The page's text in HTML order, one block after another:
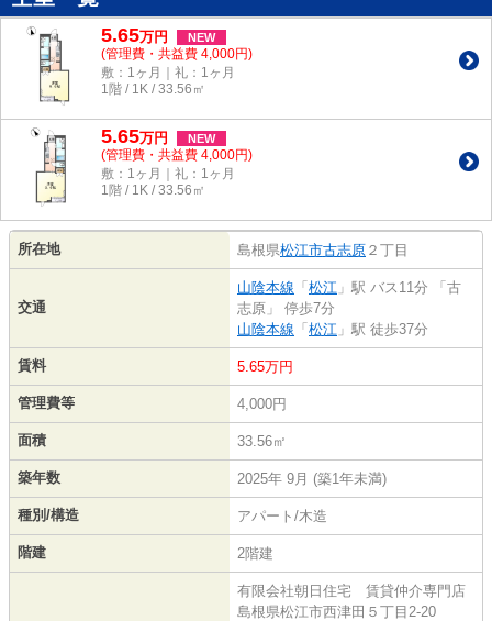
5.65万円 NEW
(管理費・共益費 4,000円)
敷：1ヶ月｜礼：1ヶ月
1階 / 1K / 33.56㎡
5.65万円 NEW
(管理費・共益費 4,000円)
敷：1ヶ月｜礼：1ヶ月
1階 / 1K / 33.56㎡
所在地 島根県松江市古志原 ２丁目
交通
山陰本線 「 松江 」駅 バス11分 「古
志原」 停歩7分
山陰本線 「 松江 」駅 徒歩37分
賃料 5.65万円
管理費等 4,000円
面積 33.56㎡
築年数 2025年 9月 (築1年未満)
種別/構造 アパート/木造
階建 2階建
有限会社朝日住宅 賃貸仲介専門店
島根県松江市西津田５丁目2-20